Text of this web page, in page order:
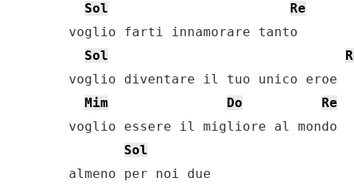
Sol
Re
voglio farti innamorare tanto
Sol
voglio diventare il tuo unico eroe
Mim
Do
Re
voglio essere il migliore al mondo
Sol
almeno per noi due